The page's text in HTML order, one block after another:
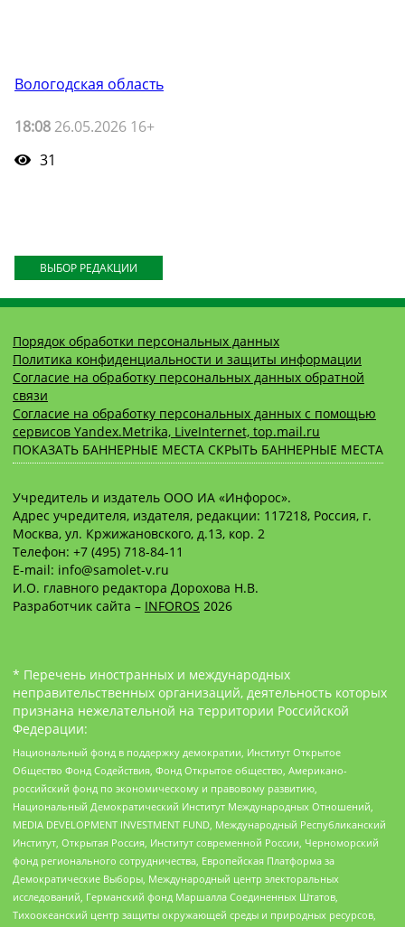
Вологодская область
18:08 26.05.2026 16+
31
ВЫБОР РЕДАКЦИИ
Порядок обработки персональных данных
Политика конфиденциальности и защиты информации
Согласие на обработку персональных данных обратной
связи
Согласие на обработку персональных данных с помощью
сервисов Yandex.Metrika, LiveInternet, top.mail.ru
ПОКАЗАТЬ БАННЕРНЫЕ МЕСТА СКРЫТЬ БАННЕРНЫЕ МЕСТА
Учредитель и издатель ООО ИА «Инфорос».
Адрес учредителя, издателя, редакции: 117218, Россия, г.
Москва, ул. Кржижановского, д.13, кор. 2
Телефон: +7 (495) 718-84-11
E-mail: info@samolet-v.ru
И.О. главного редактора Дорохова Н.В.
Разработчик сайта – INFOROS 2026
* Перечень иностранных и международных
неправительственных организаций, деятельность которых
признана нежелательной на территории Российской
Федерации:
Национальный фонд в поддержку демократии, Институт Открытое
Общество Фонд Содействия, Фонд Открытое общество, Американо-
российский фонд по экономическому и правовому развитию,
Национальный Демократический Институт Международных Отношений,
MEDIA DEVELOPMENT INVESTMENT FUND, Международный Республиканский
Институт, Открытая Россия, Институт современной России, Черноморский
фонд регионального сотрудничества, Европейская Платформа за
Демократические Выборы, Международный центр электоральных
исследований, Германский фонд Маршалла Соединенных Штатов,
Тихоокеанский центр защиты окружающей среды и природных ресурсов,